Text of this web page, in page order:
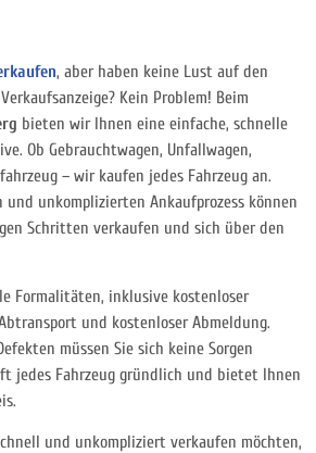
, aber haben keine Lust auf den
Kein Problem! Beim
bieten wir Ihnen eine einfache, schnelle
Ob Gebrauchtwagen, Unfallwagen,
– wir kaufen jedes Fahrzeug an.
und unkomplizierten Ankaufprozess können
Schritten verkaufen und sich über den
Formalitäten, inklusive kostenloser
und kostenloser Abmeldung.
müssen Sie sich keine Sorgen
jedes Fahrzeug gründlich und bietet Ihnen
und unkompliziert verkaufen möchten,